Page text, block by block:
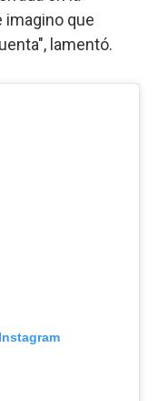
imagino que
lamentó.